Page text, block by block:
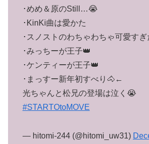
･めめ＆原のStill…😭
･KinKi曲は愛かた
･スノストのわちゃわちゃ可愛すぎ
･みっちーが王子👑
･ケンティーが王子👑
･まっすー新年初すべり🐴←
光ちゃんと松兄の登場は泣く😭
#STARTOtoMOVE
— hitomi-244 (@hitomi_uw31)